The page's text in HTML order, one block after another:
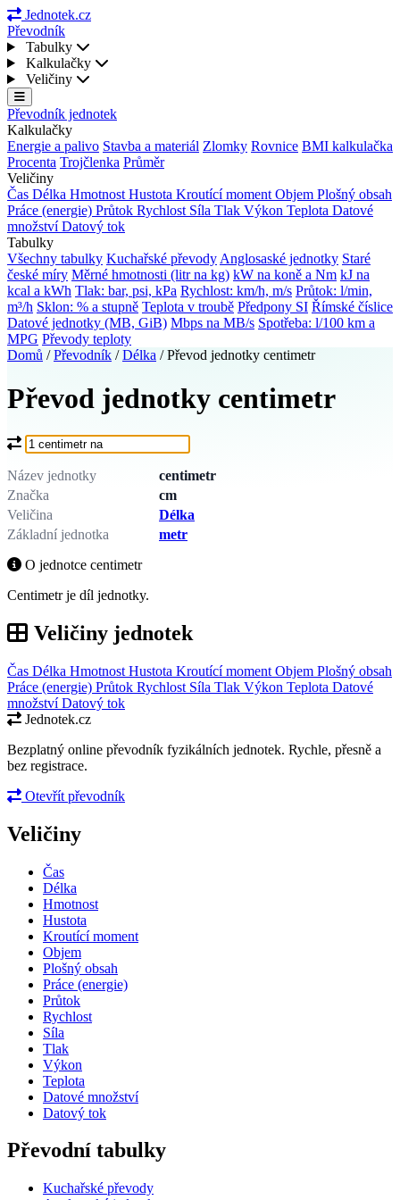
Jednotek.cz
Převodník
Tabulky
Kalkulačky
Veličiny
Převodník jednotek
Kalkulačky
Energie a palivo Stavba a materiál Zlomky Rovnice BMI kalkulačka
Procenta Trojčlenka Průměr
Veličiny
Čas Délka Hmotnost Hustota Kroutící moment Objem Plošný obsah
Práce (energie) Průtok Rychlost Síla Tlak Výkon Teplota Datové
množstvíDatový tok
Tabulky
Všechny tabulky Kuchařské převody Anglosaské jednotky Staré
české míry Měrné hmotnosti (litr na kg) kW na koně a Nm kJ na
kcal a kWh Tlak: bar, psi, kPa Rychlost: km/h, m/s Průtok: l/min,
m³/h Sklon: % a stupně Teplota v troubě Předpony SI Římské číslice
Datové jednotky (MB, GiB) Mbps na MB/s Spotřeba: l/100 km a
MPG Převody teploty
Domů / Převodník / Délka / Převod jednotky centimetr
Převod jednotky centimetr
Co chcete převést?
Název jednotky
centimetr
Značka
cm
Veličina
Délka
Základní jednotka
metr
O jednotce centimetr
Centimetr je díl jednotky.
Veličiny jednotek
Čas Délka Hmotnost Hustota Kroutící moment Objem Plošný obsah
Práce (energie) Průtok Rychlost Síla Tlak Výkon Teplota Datové
množstvíDatový tok
Jednotek.cz
Bezplatný online převodník fyzikálních jednotek. Rychle, přesně a
bez registrace.
Otevřít převodník
Veličiny
Čas
Délka
Hmotnost
Hustota
Kroutící moment
Objem
Plošný obsah
Práce (energie)
Průtok
Rychlost
Síla
Tlak
Výkon
Teplota
Datové množství
Datový tok
Převodní tabulky
Kuchařské převody